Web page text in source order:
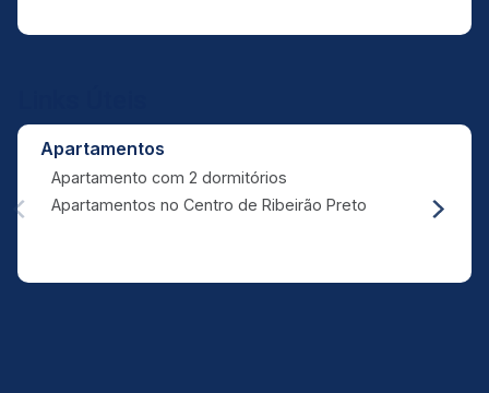
Apartamentos
Apartamento com 2 dormitórios
Apartamentos no Centro de Ribeirão Preto